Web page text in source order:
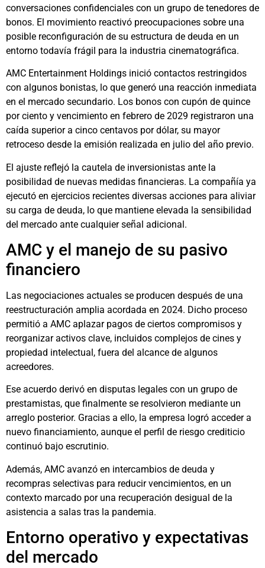
conversaciones confidenciales con un grupo de tenedores de
bonos. El movimiento reactivó preocupaciones sobre una
posible reconfiguración de su estructura de deuda en un
entorno todavía frágil para la industria cinematográfica.
AMC Entertainment Holdings inició contactos restringidos
con algunos bonistas, lo que generó una reacción inmediata
en el mercado secundario. Los bonos con cupón de quince
por ciento y vencimiento en febrero de 2029 registraron una
caída superior a cinco centavos por dólar, su mayor
retroceso desde la emisión realizada en julio del año previo.
El ajuste reflejó la cautela de inversionistas ante la
posibilidad de nuevas medidas financieras. La compañía ya
ejecutó en ejercicios recientes diversas acciones para aliviar
su carga de deuda, lo que mantiene elevada la sensibilidad
del mercado ante cualquier señal adicional.
AMC y el manejo de su pasivo
financiero
Las negociaciones actuales se producen después de una
reestructuración amplia acordada en 2024. Dicho proceso
permitió a AMC aplazar pagos de ciertos compromisos y
reorganizar activos clave, incluidos complejos de cines y
propiedad intelectual, fuera del alcance de algunos
acreedores.
Ese acuerdo derivó en disputas legales con un grupo de
prestamistas, que finalmente se resolvieron mediante un
arreglo posterior. Gracias a ello, la empresa logró acceder a
nuevo financiamiento, aunque el perfil de riesgo crediticio
continuó bajo escrutinio.
Además, AMC avanzó en intercambios de deuda y
recompras selectivas para reducir vencimientos, en un
contexto marcado por una recuperación desigual de la
asistencia a salas tras la pandemia.
Entorno operativo y expectativas
del mercado